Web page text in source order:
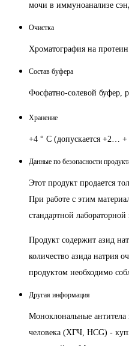
мочи в иммуноанализе
Очистка
Хроматография на
Состав буфера
Фосфатно-солевой буфер,
Хранение
+4 ° C (допускается +2… +
Данные по безопасности
Этот продукт продается
При работе с этим
стандартной лабораторной
Продукт содержит азид
количество азида натрия
продуктом необходимо
Другая информация
Моноклональные антитела
человека (ХГЧ, HCG) -